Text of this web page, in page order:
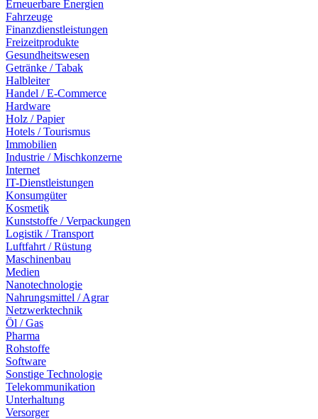
Erneuerbare Energien
Fahrzeuge
Finanzdienstleistungen
Freizeitprodukte
Gesundheitswesen
Getränke / Tabak
Halbleiter
Handel / E-Commerce
Hardware
Holz / Papier
Hotels / Tourismus
Immobilien
Industrie / Mischkonzerne
Internet
IT-Dienstleistungen
Konsumgüter
Kosmetik
Kunststoffe / Verpackungen
Logistik / Transport
Luftfahrt / Rüstung
Maschinenbau
Medien
Nanotechnologie
Nahrungsmittel / Agrar
Netzwerktechnik
Öl / Gas
Pharma
Rohstoffe
Software
Sonstige Technologie
Telekommunikation
Unterhaltung
Versorger